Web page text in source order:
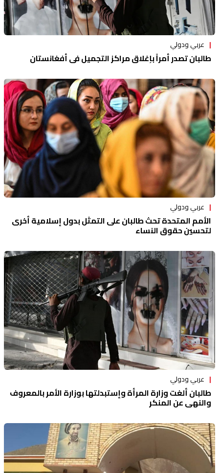
عربي ودولي
طالبان تصدر أمراً بإغلاق مراكز التجميل في أفغانستان
عربي ودولي
الأمم المتحدة تحث طالبان على التمثل بدول إسلامية أخرى
لتحسين حقوق النساء
عربي ودولي
طالبان ألغت وزارة المرأة وإستبدلتها بوزارة الأمر بالمعروف
والنهي عن المنكر